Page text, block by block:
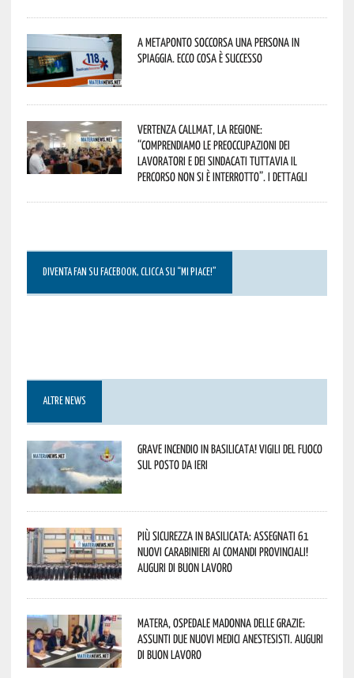
A Metaponto soccorsa una persona in
spiaggia. Ecco cosa è successo
Vertenza CallMat, la Regione:
“comprendiamo le preoccupazioni dei
lavoratori e dei sindacati tuttavia il
percorso non si è interrotto”. I dettagli
DIVENTA FAN SU FACEBOOK, CLICCA SU “MI PIACE!”
ALTRE NEWS
Grave incendio in Basilicata! Vigili del fuoco
sul posto da ieri
Più sicurezza in Basilicata: assegnati 61
nuovi Carabinieri ai Comandi provinciali!
Auguri di buon lavoro
Matera, Ospedale Madonna delle Grazie:
assunti due nuovi medici anestesisti. Auguri
di buon lavoro